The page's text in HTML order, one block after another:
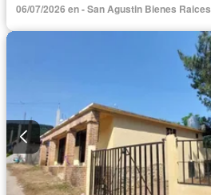
06/07/2026 en - San Agustin Bienes Raices